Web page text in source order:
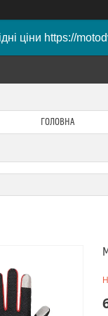
ціни https://
ГОЛОВНА